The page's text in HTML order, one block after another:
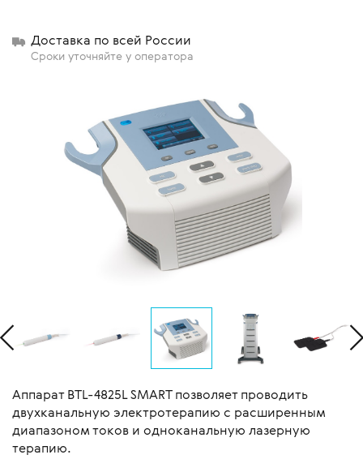
Аппарат BTL-4825L SMART позволяет проводить
двухканальную электротерапию с расширенным
диапазоном токов и одноканальную лазерную
терапию.
Доставка по всей России
Сроки уточняйте у оператора